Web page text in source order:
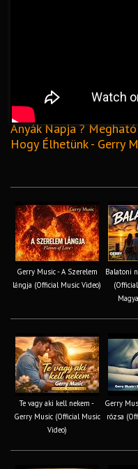
Anyák Napja ?
Hogy Élhetünk - Gerry
Gerry Music - A Szerelem
lángja (Official Music Video)
Balatoni
Te vagy aki kell nekem -
Gerry Music (Official Music
Video)
Gerry
rózsa